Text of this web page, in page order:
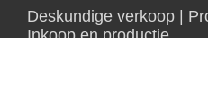
Deskundige verkoop |
Inkoop en productie